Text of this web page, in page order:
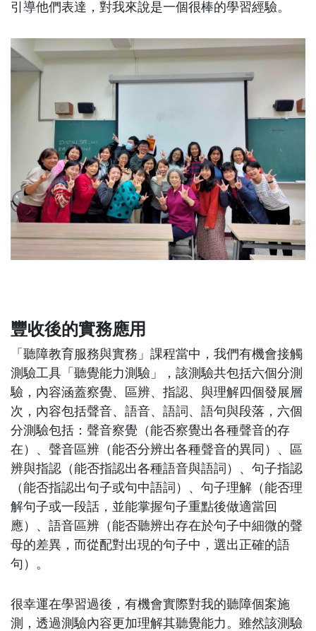
引導他們表達，對我來說是一個很棒的學習經驗。
豐收後的實務應用
「聽障教育服務與實務」課程當中，我們有機會接觸
測驗工具「聽覺能力測驗」，該測驗共包括六個分測
驗，內容涵蓋察覺、區辨、指認、與理解四個發展層
次，內容包括聲音、語音、語詞、語句與段落，六個
分測驗包括：聲音察覺（能否察覺出各種聲音的存
在）、聲音區辨（能否分辨出各種聲音的異同）、區
辨與指認（能否指認出各種語音與語詞）、句子指認
（能否指認出句子或句中語詞）、句子理解（能否理
解句子或一段話，並能掌握句子重點後做適當回
應）、語音區辨（能否聽辨出存在於句子中細微的聲
母的差異，而從配對出現的句子中，選出正確的語
句）。
很幸運在學習過後，有機會實際對我的聽障個案施
測，透過測驗內容更加理解其聽覺能力。雖然該測驗